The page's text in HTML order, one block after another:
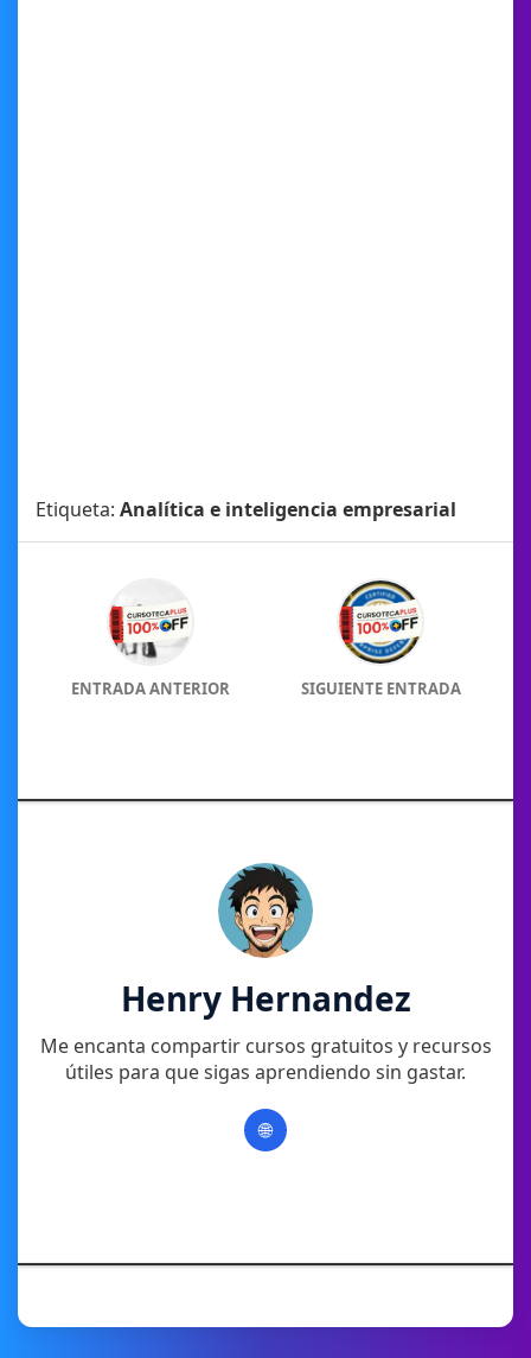
Etiqueta: Analítica e inteligencia empresarial
ENTRADA ANTERIOR SIGUIENTE ENTRADA
Henry Hernandez
Me encanta compartir cursos gratuitos y recursos
útiles para que sigas aprendiendo sin gastar.
🌐